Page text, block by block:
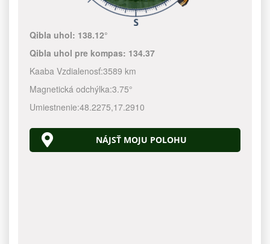
Qibla uhol: 138.12°
Qibla uhol pre kompas: 134.37
Kaaba Vzdialenosť:3589 km
Magnetická odchýlka:3.75°
Umiestnenie:48.2275,17.2910
NÁJSŤ MOJU POLOHU